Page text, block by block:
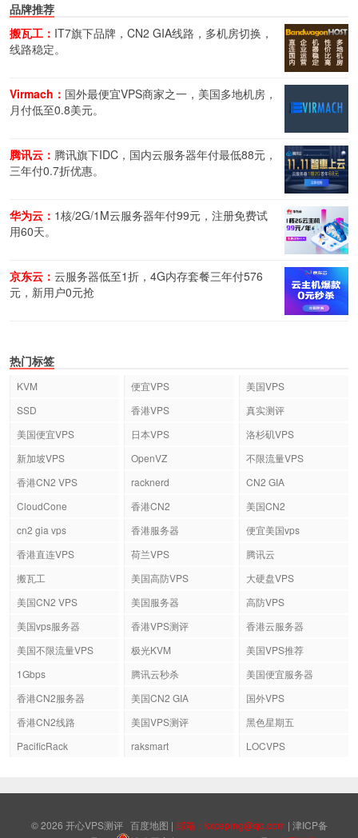
品牌推荐
搬瓦工： IT7旗下品牌，CN2 GIA线路，多机房切换，
线路稳定。
Virmach： 国外最便宜VPS商家之一，美国多地机房，
月付低至0.8美元。
腾讯云： 腾讯旗下IDC，国内云服务器年付最低88元，
三年付0.7折优惠。
华为云： 1核/2G/1M云服务器年付99元，注册免费试
用60天。
京东云： 云服务器低至1折，4G内存套餐三年付576
元，新用户0元抢
热门标签
KVM 便宜VPS
美国VPS
SSD
香港VPS
真实测评
美国便宜VPS
日本VPS
洛杉矶VPS
新加坡VPS
OpenVZ
不限流量VPS
香港CN2 VPS
racknerd
CN2 GIA
CloudCone
香港CN2
美国CN2
cn2 gia vps
香港服务器
便宜美国vps
香港直连VPS
荷兰VPS
腾讯云
搬瓦工
美国高防VPS
大硬盘VPS
美国CN2 VPS
美国服务器
高防VPS
美国vps服务器
香港VPS测评
香港云服务器
美国不限流量VPS
极光KVM
美国VPS推荐
1Gbps
腾讯云秒杀
美国便宜服务器
香港CN2服务器
美国CN2 GIA
国外VPS
香港CN2线路
美国VPS测评
黑色星期五
PacificRack
raksmart LOCVPS
© 2026 开心VPS测评 百度地图 | 邮箱：kxceping@qq.com | 津ICP备